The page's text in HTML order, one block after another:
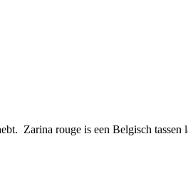
Zarina rouge is een Belgisch